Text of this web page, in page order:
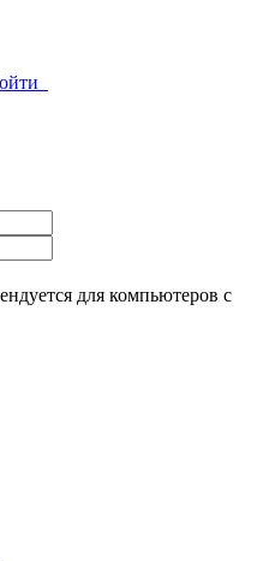
для компьютеров с